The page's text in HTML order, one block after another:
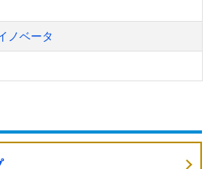
ノベータ